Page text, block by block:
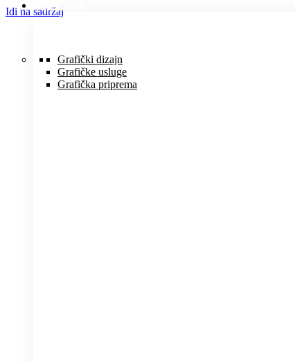
Idi na sadržajUSLUGE
Grafički dizajn
Grafičke usluge
Grafička priprema